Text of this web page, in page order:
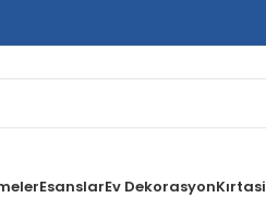
EsanslarEv Dekorasyon